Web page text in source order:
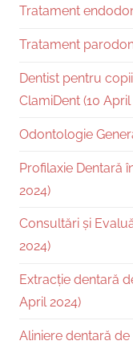
Tratament
Tratament
Dentist pentru
ClamiDent (10 April
Odontologie
Profilaxie Dentară
2024)
Consultări și
2024)
Extracție dentară
April 2024)
Aliniere dentară